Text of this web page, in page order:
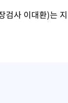
사 이대환)는